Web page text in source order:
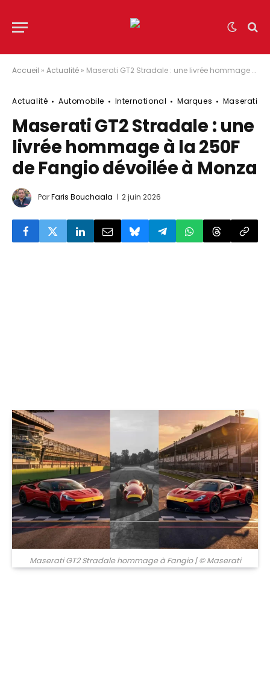
Accueil » Actualité » Maserati GT2 Stradale : une livrée hommage à la 250F de Fangio dévoilée à Monza
Actualité Automobile International Marques Maserati
Maserati GT2 Stradale : une
livrée hommage à la 250F
de Fangio dévoilée à Monza
ParFaris Bouchaala 2 juin 2026
© Maserati
Maserati GT2 Stradale hommage à Fangio| © Maserati